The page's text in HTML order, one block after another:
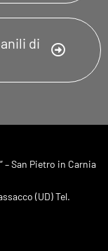
di
– San Pietro in Carnia
(UD) Tel.